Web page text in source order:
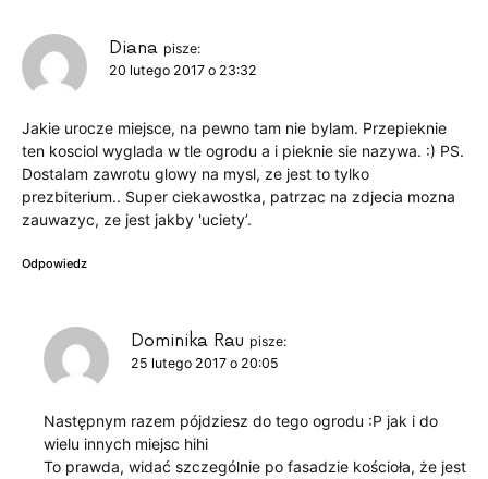
Diana pisze:
20 lutego 2017 o 23:32
Jakie urocze miejsce, na pewno tam nie bylam. Przepieknie
ten kosciol wyglada w tle ogrodu a i pieknie sie nazywa. :) PS.
Dostalam zawrotu glowy na mysl, ze jest to tylko
prezbiterium.. Super ciekawostka, patrzac na zdjecia mozna
zauwazyc, ze jest jakby 'uciety’.
Odpowiedz
Dominika Rau pisze:
25 lutego 2017 o 20:05
Następnym razem pójdziesz do tego ogrodu :P jak i do
wielu innych miejsc hihi
To prawda, widać szczególnie po fasadzie kościoła, że jest